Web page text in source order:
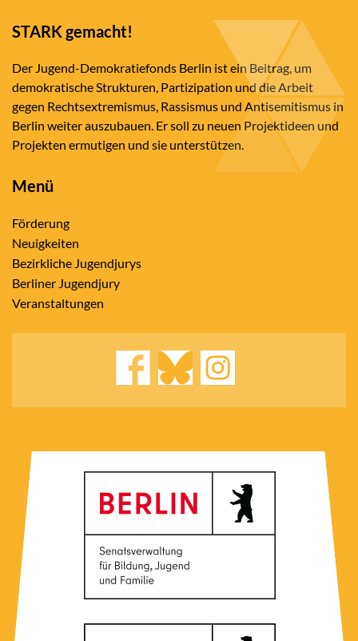
STARK gemacht!
Der Jugend-Demokratiefonds Berlin ist ein Beitrag, um
demokratische Strukturen, Partizipation und die Arbeit
gegen Rechtsextremismus, Rassismus und Antisemitismus in
Berlin weiter auszubauen. Er soll zu neuen Projektideen und
Projekten ermutigen und sie unterstützen.
Menü
Förderung
Neuigkeiten
Bezirkliche Jugendjurys
Berliner Jugendjury
Veranstaltungen